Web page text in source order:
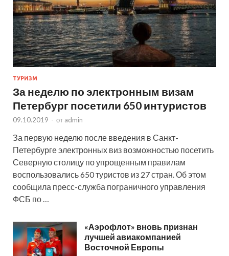
ТУРИЗМ
За неделю по электронным визам
Петербург посетили 650 интуристов
09.10.2019 - от admin
За первую неделю после введения в Санкт-
Петербурге электронных виз возможностью посетить
Северную столицу по упрощенным правилам
воспользовались 650 туристов из 27 стран. Об этом
сообщила пресс-служба пограничного управления
ФСБ по …
«Аэрофлот» вновь признан
лучшей авиакомпанией
Восточной Европы